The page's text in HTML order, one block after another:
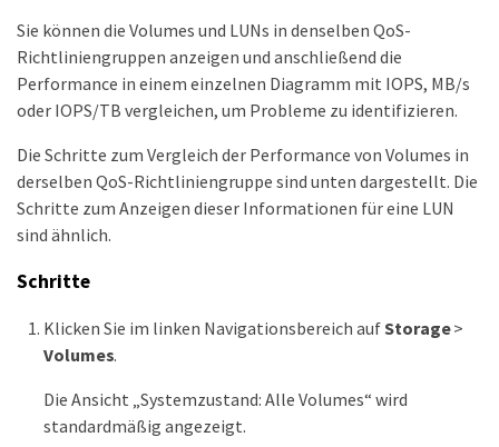
Sie können die Volumes und LUNs in denselben QoS-
Richtliniengruppen anzeigen und anschließend die
Performance in einem einzelnen Diagramm mit IOPS, MB/s
oder IOPS/TB vergleichen, um Probleme zu identifizieren.
Die Schritte zum Vergleich der Performance von Volumes in
derselben QoS-Richtliniengruppe sind unten dargestellt. Die
Schritte zum Anzeigen dieser Informationen für eine LUN
sind ähnlich.
Schritte
Klicken Sie im linken Navigationsbereich aufStorage>
Volumes.
Die Ansicht „Systemzustand: Alle Volumes“ wird
standardmäßig angezeigt.